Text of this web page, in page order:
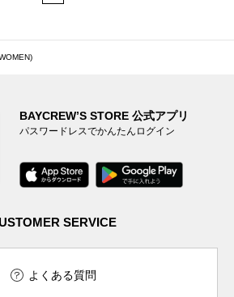
BAYCREW’S STORE 公式アプリ
パスワードレスでかんたんログイン
SERVICE
よくある質問